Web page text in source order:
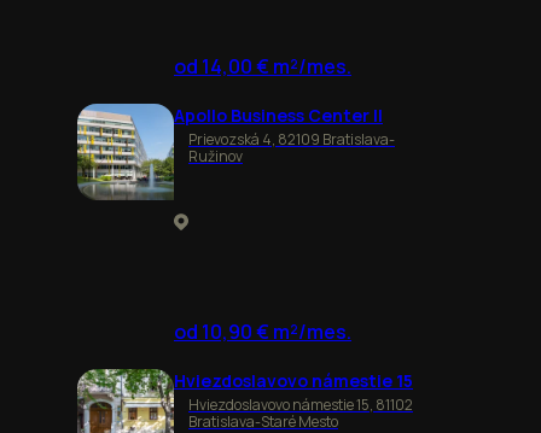
od 14,00 € m²/mes.
Apollo Business Center II
Prievozská 4, 82109 Bratislava-
Ružinov
od 10,90 € m²/mes.
Hviezdoslavovo námestie 15
Hviezdoslavovo námestie 15, 81102
Bratislava-Staré Mesto